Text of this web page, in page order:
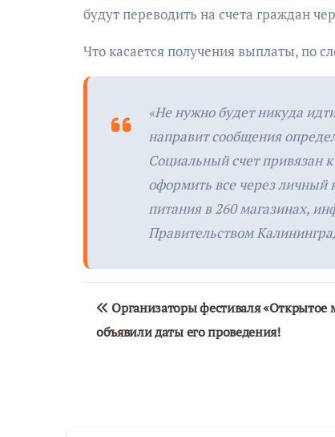
будут переводить на счета граждан
Что касается получения выплаты, по
«Не нужно будет никуда
направит сообщения
Социальный счет привязан
оформить все через личный
питания в 260 магазинах,
Правительством
Навигация
по
Организаторы фестиваля «Открытое
объявили даты его проведения!